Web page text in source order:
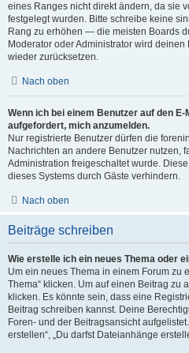
eines Ranges nicht direkt ändern, da sie
festgelegt wurden. Bitte schreibe keine
Rang zu erhöhen — die meisten Boards
Moderator oder Administrator wird
wieder zurücksetzen.
Nach oben
Wenn ich bei einem Benutzer auf den
aufgefordert, mich anzumelden.
Nur registrierte Benutzer dürfen die
Nachrichten an andere Benutzer nutzen,
Administration freigeschaltet wurde.
dieses Systems durch Gäste verhindern.
Nach oben
Beiträge schreiben
Wie erstelle ich ein neues Thema oder
Um ein neues Thema in einem Forum zu
Thema“ klicken. Um auf einen Beitrag zu
klicken. Es könnte sein, dass eine
Beitrag schreiben kannst. Deine
Foren- und der Beitragsansicht
erstellen“, „Du darfst Dateianhänge